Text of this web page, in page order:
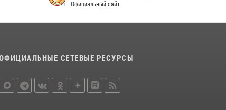
Официальный сайт
СЕТЕВЫЕ РЕСУРСЫ